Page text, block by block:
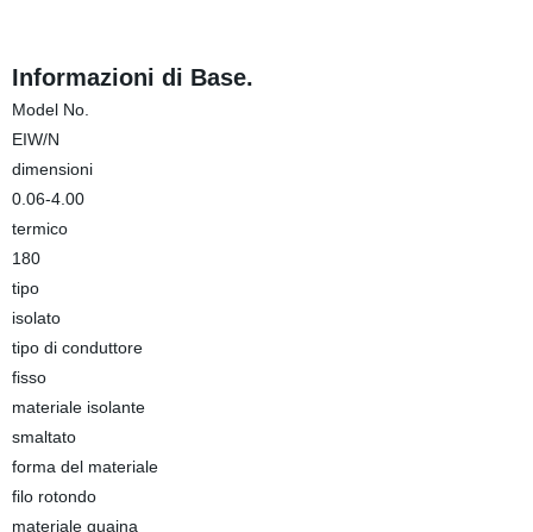
Informazioni di Base.
Model No.
EIW/N
dimensioni
0.06-4.00
termico
180
tipo
isolato
tipo di conduttore
fisso
materiale isolante
smaltato
forma del materiale
filo rotondo
materiale guaina